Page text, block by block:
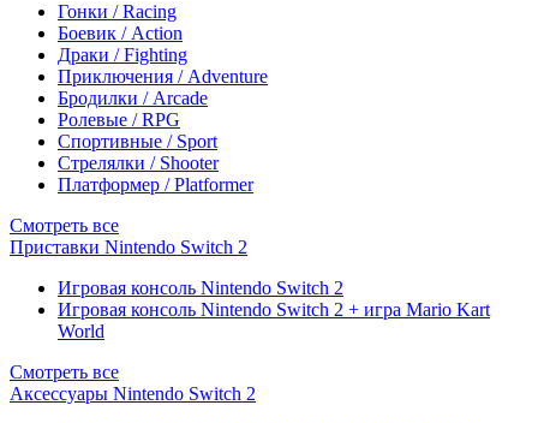
Гонки / Racing
Боевик / Action
Драки / Fighting
Приключения / Adventure
Бродилки / Arcade
Ролевые / RPG
Спортивные / Sport
Стрелялки / Shooter
Платформер / Platformer
Смотреть все
Приставки Nintendo Switch 2
Игровая консоль Nintendo Switch 2
Игровая консоль Nintendo Switch 2 + игра Mario Kart
World
Смотреть все
Аксессуары Nintendo Switch 2